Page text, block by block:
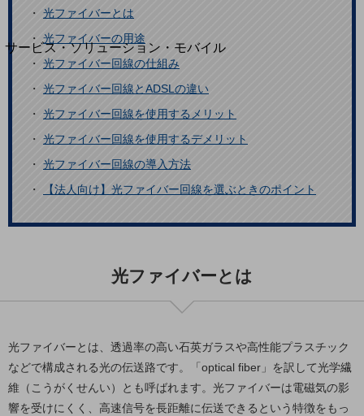
サービス・ソリューション・モバイル
サービス・ソリューションTOP
DXに関する課題を解決する
サービス・ソリューションをご紹介
カテゴリーで探すTOP
ネットワーク・モバイル
AI
データ利活用
運用管理
・ 光ファイバーとは
・ 光ファイバーの用途
・ 光ファイバー回線の仕組み
・ 光ファイバー回線とADSLの違い
・ 光ファイバー回線を使用するメリット
・ 光ファイバー回線を使用するデメリット
・ 光ファイバー回線の導入方法
・
【法人向け】光ファイバー回線を選ぶときのポイント
光ファイバーとは
光ファイバーとは、透過率の高い石英ガラスや高性能プラスチック
などで構成される光の伝送路です。「optical fiber」を訳して光学繊
維（こうがくせんい）とも呼ばれます。光ファイバーは電磁気の影
響を受けにくく、高速信号を長距離に伝送できるという特徴をもっ